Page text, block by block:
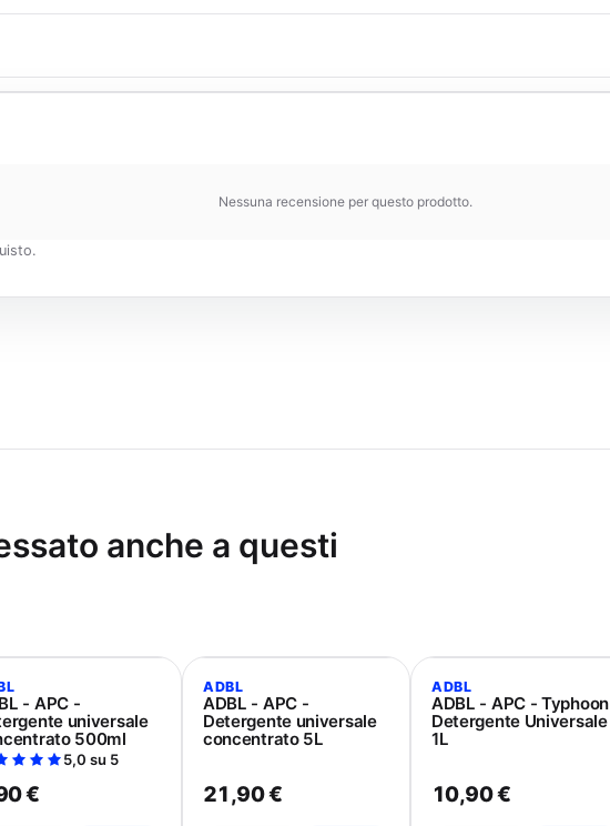
Nessuna recensione per questo prodotto.
anche a questi
- APC -
universale
500ml
5,0 su 5
€
ADBL
ADBL - APC -
Detergente universale
concentrato 5L
21,90 €
ADBL
ADBL - APC - Typhoon
Detergente Universale
1L
10,90 €